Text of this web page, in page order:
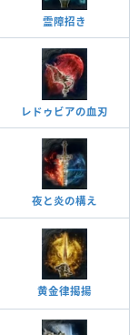
霊障招き
レドゥビアの血刃
夜と炎の構え
黄金律揭揚